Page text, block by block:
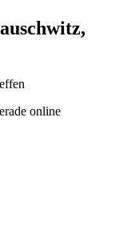
online